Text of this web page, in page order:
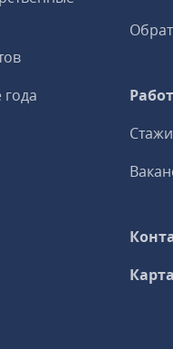
года